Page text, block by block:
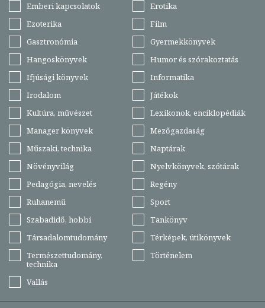
Emberi kapcsolatok
Erotika
Ezoterika
Film
Gasztronómia
Gyermekkönyvek
Hangoskönyvek
Humor és szórakoztatás
Ifjúsági könyvek
Informatika
Irodalom
Játékok
Kultúra, művészet
Lexikonok, enciklopédiák
Manager könyvek
Mezőgazdaság
Műszaki, technika
Naptárak
Növényvilág
Nyelvkönyvek, szótárak
Pedagógia, nevelés
Regény
Ruhanemű
Sport
Szabadidő, hobbi
Tankönyv
Társadalomtudomány
Térképek, útikönyvek
Természettudomány,
technika
Történelem
Vallás